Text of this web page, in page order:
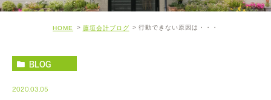
HOME 藤垣会計ブログ 行動できない原因は・・・
BLOG
2020.03.05